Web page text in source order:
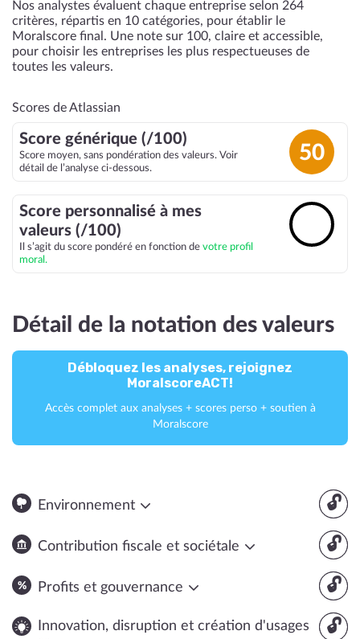
Nos analystes évaluent chaque entreprise selon 264
critères, répartis en 10 catégories, pour établir le
Moralscore final. Une note sur 100, claire et accessible,
pour choisir les entreprises les plus respectueuses de
toutes les valeurs.
Scores de Atlassian
Score générique (/100)
Score moyen, sans pondération des valeurs. Voir
détail de l’analyse ci-dessous.
50
Score personnalisé à mes
valeurs (/100)
Il s’agit du score pondéré en fonction de votre profil
moral.
Détail de la notation des valeurs
Débloquez les analyses, rejoignez
MoralscoreACT!
Accès complet aux analyses + scores perso + soutien à
Moralscore
🔓
Environnement
🔓
Contribution fiscale et sociétale
🔓
Profits et gouvernance
🔓
Innovation, disruption et création d'usages